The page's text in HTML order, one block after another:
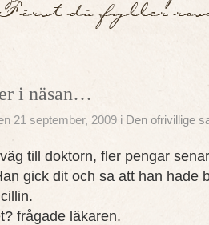
i näsan…
21 september, 2009 i Den ofrivillige
till doktorn, fler pengar
gick dit och sa att han hade
frågade läkaren.